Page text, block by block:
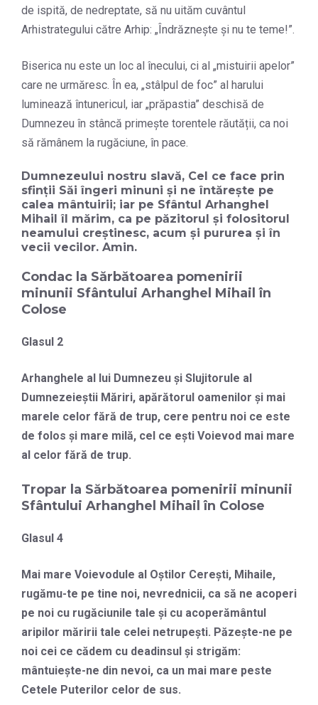
de ispită, de nedreptate, să nu uităm cuvântul
Arhistrategului către Arhip: „Îndrăznește și nu te teme!”.
Biserica nu este un loc al înecului, ci al „mistuirii apelor”
care ne urmăresc. În ea, „stâlpul de foc” al harului
luminează întunericul, iar „prăpastia” deschisă de
Dumnezeu în stâncă primește torentele răutății, ca noi
să rămânem la rugăciune, în pace.
Dumnezeului nostru slavă, Cel ce face prin
sfinții Săi îngeri minuni și ne întărește pe
calea mântuirii; iar pe Sfântul Arhanghel
Mihail îl mărim, ca pe păzitorul și folositorul
neamului creștinesc, acum și pururea și în
vecii vecilor. Amin.
Condac la Sărbătoarea pomenirii
minunii Sfântului Arhanghel Mihail în
Colose
Glasul 2
Arhanghele al lui Dumnezeu şi Slujitorule al
Dumnezeieştii Măriri, apărătorul oamenilor şi mai
marele celor fără de trup, cere pentru noi ce este
de folos şi mare milă, cel ce eşti Voievod mai mare
al celor fără de trup.
Tropar la Sărbătoarea pomenirii minunii
Sfântului Arhanghel Mihail în Colose
Glasul 4
Mai mare Voievodule al Oştilor Cereşti, Mihaile,
rugămu-te pe tine noi, nevrednicii, ca să ne acoperi
pe noi cu rugăciunile tale şi cu acoperământul
aripilor măririi tale celei netrupeşti. Păzeşte-ne pe
noi cei ce cădem cu deadinsul şi strigăm:
mântuieşte-ne din nevoi, ca un mai mare peste
Cetele Puterilor celor de sus.